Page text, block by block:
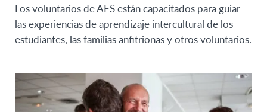
Los voluntarios de AFS están capacitados para guiar
las experiencias de aprendizaje intercultural de los
estudiantes, las familias anfitrionas y otros voluntarios.